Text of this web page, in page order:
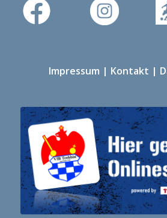
Impressum | Kontakt |